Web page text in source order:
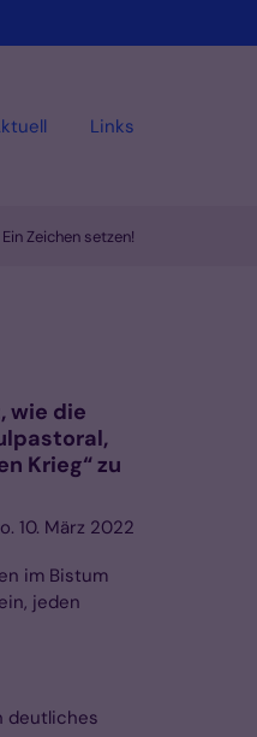
Links
Zeichen setzen!
wie die
Krieg“ zu
10. März 2022
im Bistum
jeden
deutliches